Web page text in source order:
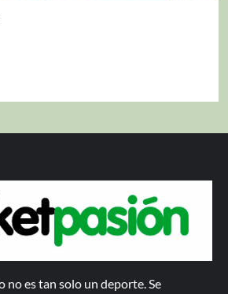
no es tan solo un deporte. Se